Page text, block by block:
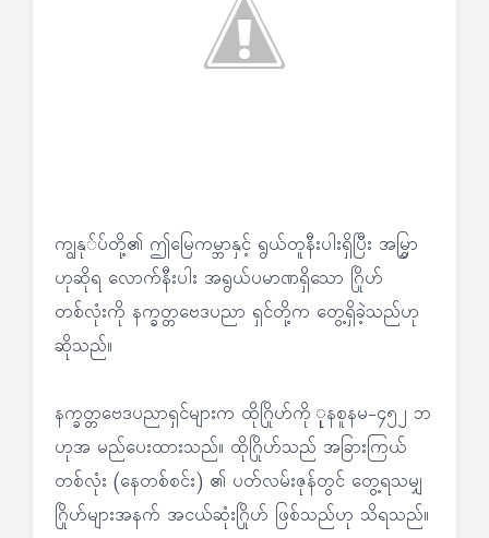
ကျွနု်ပ်တို့၏ ဤမြေကမ္ဘာနှင့် ရွယ်တူနီးပါးရှိပြီး အမြွှာ
ဟုဆိုရ လောက်နီးပါး အရွယ်ပမာဏရှိသော ဂြိုဟ်
တစ်လုံးကို နက္ခတ္တဗေဒပညာ ရှင်တို့က တွေ့ရှိခဲ့သည်ဟု
ဆိုသည်။
နက္ခတ္တဗေဒပညာရှင်များက ထိုဂြိုဟ်ကို ုနစူနမ-၄၅၂ ဘ
ဟုအ မည်ပေးထားသည်။ ထိုဂြိုဟ်သည် အခြားကြယ်
တစ်လုံး (နေတစ်စင်း) ၏ ပတ်လမ်းဇုန်တွင် တွေ့ရသမျှ
ဂြိုဟ်များအနက် အငယ်ဆုံးဂြိုဟ် ဖြစ်သည်ဟု သိရသည်။